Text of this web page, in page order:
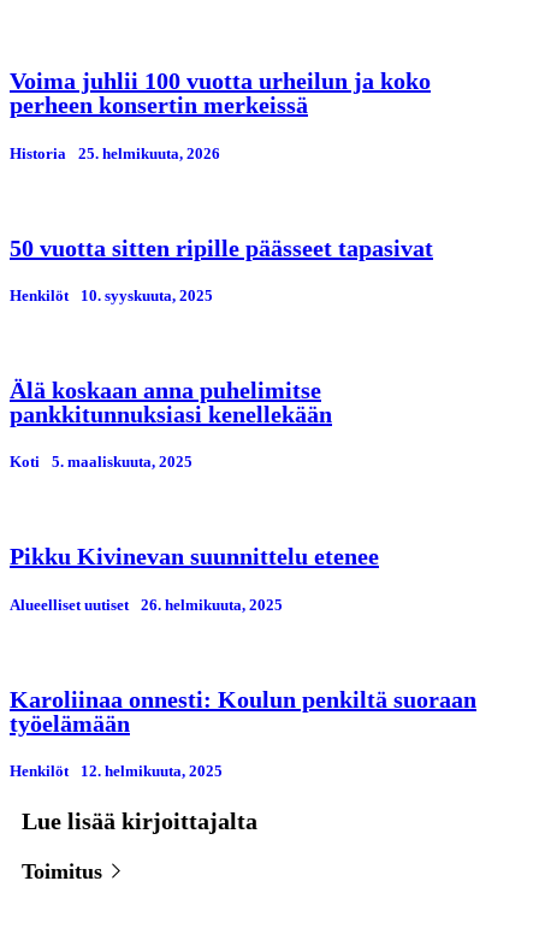
Voima juhlii 100 vuotta urheilun ja koko
perheen konsertin merkeissä
Historia 25. helmikuuta, 2026
50 vuotta sitten ripille päässeet tapasivat
Henkilöt 10. syyskuuta, 2025
Älä koskaan anna puhelimitse
pankkitunnuksiasi kenellekään
Koti 5. maaliskuuta, 2025
Pikku Kivinevan suunnittelu etenee
Alueelliset uutiset 26. helmikuuta, 2025
Karoliinaa onnesti: Koulun penkiltä suoraan
työelämään
Henkilöt 12. helmikuuta, 2025
Lue lisää kirjoittajalta
Toimitus